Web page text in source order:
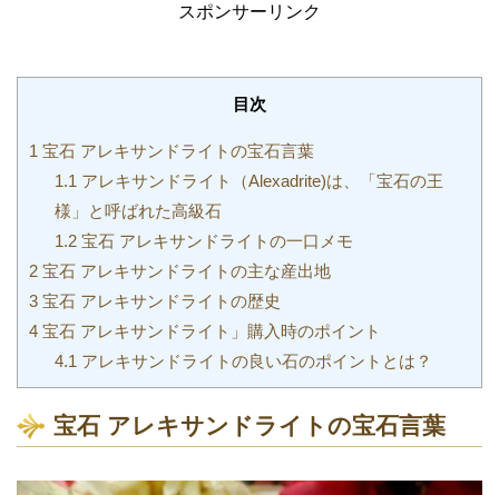
スポンサーリンク
目次
1 宝石 アレキサンドライトの宝石言葉
1.1 アレキサンドライト（Alexadrite)は、「宝石の王
様」と呼ばれた高級石
1.2宝石 アレキサンドライトの一口メモ
2 宝石 アレキサンドライトの主な産出地
3 宝石 アレキサンドライトの歴史
4 宝石 アレキサンドライト」購入時のポイント
4.1 アレキサンドライトの良い石のポイントとは？
宝石 アレキサンドライトの宝石言葉